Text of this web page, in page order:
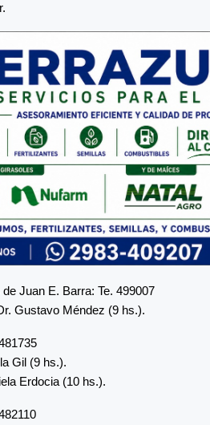
Juan E. Barra: Te. 499007
Gustavo Méndez (9 hs.).
Gil (9 hs.).
Erdocia (10 hs.).